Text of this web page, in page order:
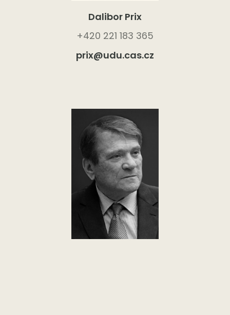
Dalibor Prix
+420 221 183 365
prix@udu.cas.cz